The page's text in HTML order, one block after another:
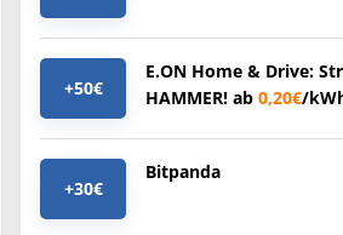
+50€
E.ON Home & Drive:
HAMMER! ab 0,20€/
+30€
Bitpanda